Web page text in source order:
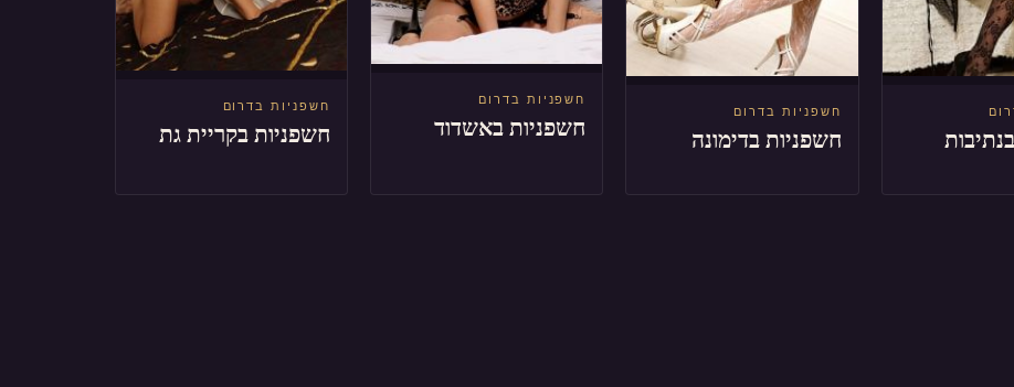
חשפניות בדרום
חשפניות בדימונה
חשפניות בדרום
חשפניות באשדוד
חשפניות בדרום
חשפניות בקריית גת